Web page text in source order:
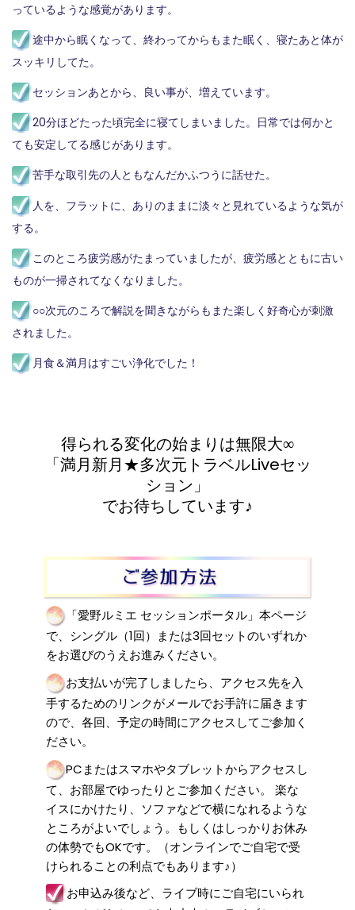
っているような感覚があります。
途中から眠くなって、終わってからもまた眠く、寝たあと体が
スッキリしてた。
セッションあとから、良い事が、増えています。
20分ほどたった頃完全に寝てしまいました。日常では何かと
ても安定してる感じがあります。
苦手な取引先の人ともなんだかふつうに話せた。
人を、フラットに、ありのままに淡々と見れているような気が
する。
このところ疲労感がたまっていましたが、疲労感とともに古い
ものが一掃されてなくなりました。
○○次元のころで解説を聞きながらもまた楽しく好奇心が刺激
されました。
月食＆満月はすごい浄化でした！
得られる変化の始まりは無限大∞
「満月新月★多次元トラベルLiveセッ
ション」
でお待ちしています♪
「愛野ルミエ セッションポータル」本ページ
で、シングル（1回）または3回セットのいずれか
をお選びのうえお進みください。
お支払いが完了しましたら、アクセス先を入
手するためのリンクがメールでお手許に届きます
ので、各回、予定の時間にアクセスしてご参加く
ださい。
PCまたはスマホやタブレットからアクセスし
て、お部屋でゆったりとご参加ください。 楽な
イスにかけたり、ソファなどで横になれるような
ところがよいでしょう。もしくはしっかりお休み
の体勢でもOKです。（オンラインでご自宅で受
けられることの利点でもあります♪）
お申込み後など、ライブ時にご自宅にいられ